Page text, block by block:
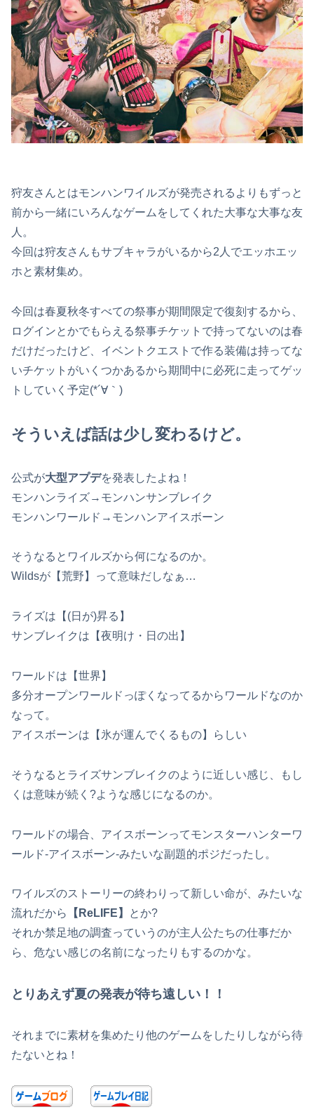
狩友さんとはモンハンワイルズが発売されるよりもずっと
前から一緒にいろんなゲームをしてくれた大事な大事な友
人。
今回は狩友さんもサブキャラがいるから2人でエッホエッ
ホと素材集め。
今回は春夏秋冬すべての祭事が期間限定で復刻するから、
ログインとかでもらえる祭事チケットで持ってないのは春
だけだったけど、イベントクエストで作る装備は持ってな
いチケットがいくつかあるから期間中に必死に走ってゲッ
トしていく予定(*´∀｀)
そういえば話は少し変わるけど。
公式が大型アプデを発表したよね！
モンハンライズ→モンハンサンブレイク
モンハンワールド→モンハンアイスボーン
そうなるとワイルズから何になるのか。
Wildsが【荒野】って意味だしなぁ…
ライズは【(日が)昇る】
サンブレイクは【夜明け・日の出】
ワールドは【世界】
多分オープンワールドっぽくなってるからワールドなのか
なって。
アイスボーンは【氷が運んでくるもの】らしい
そうなるとライズサンブレイクのように近しい感じ、もし
くは意味が続く?ような感じになるのか。
ワールドの場合、アイスボーンってモンスターハンターワ
ールド-アイスボーン-みたいな副題的ポジだったし。
ワイルズのストーリーの終わりって新しい命が、みたいな
流れだから
【ReLIFE】
とか?
それか禁足地の調査っていうのが主人公たちの仕事だか
ら、危ない感じの名前になったりもするのかな。
とりあえず夏の発表が待ち遠しい！！
それまでに素材を集めたり他のゲームをしたりしながら待
たないとね！